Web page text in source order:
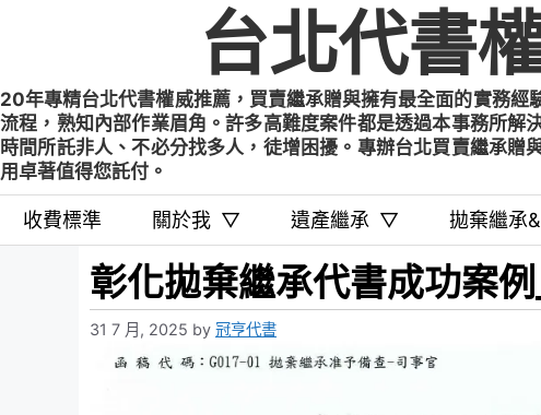
台北代書
20年專精台北代書權威推薦，買賣繼承贈與擁有最全面的實務經
流程，熟知內部作業眉角。許多高難度案件都是透過本事務所解
時間所託非人、不必分找多人，徒增困擾。專辦台北買賣繼承贈
用卓著值得您託付。
收費標準 關於我 ▽ 遺產繼承 ▽ 拋棄繼承
彰化拋棄繼承代書成功案
31 7 月, 2025 by 冠亨代書